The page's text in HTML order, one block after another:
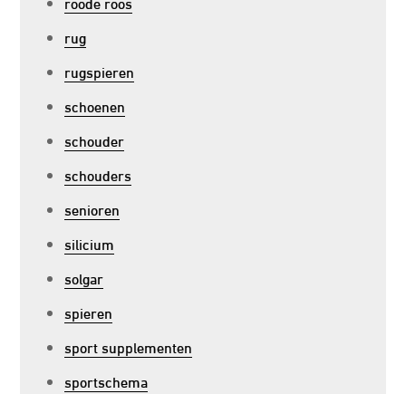
rug
rugspieren
schoenen
schouder
schouders
senioren
silicium
solgar
spieren
sport supplementen
sportschema